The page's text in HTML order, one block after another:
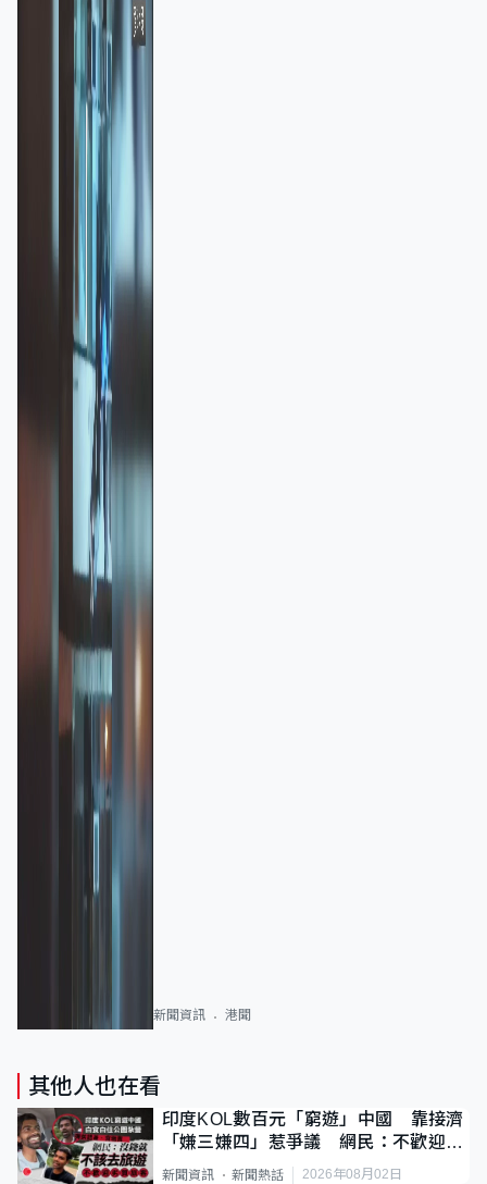
新聞資訊 港聞
其他人也在看
印度KOL數百元「窮遊」中國 靠接濟
「嫌三嫌四」惹爭議 網民：不歡迎劣
質旅客
新聞資訊 新聞熱話 2026年08月02日